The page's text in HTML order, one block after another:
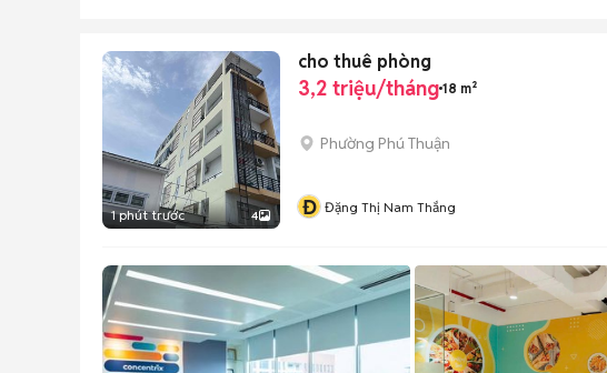
1 phút trước 4
cho thuê phòng
3,2 triệu/tháng 18 m²
Phường Phú Thuận
Đ Đặng Thị Nam Thắng